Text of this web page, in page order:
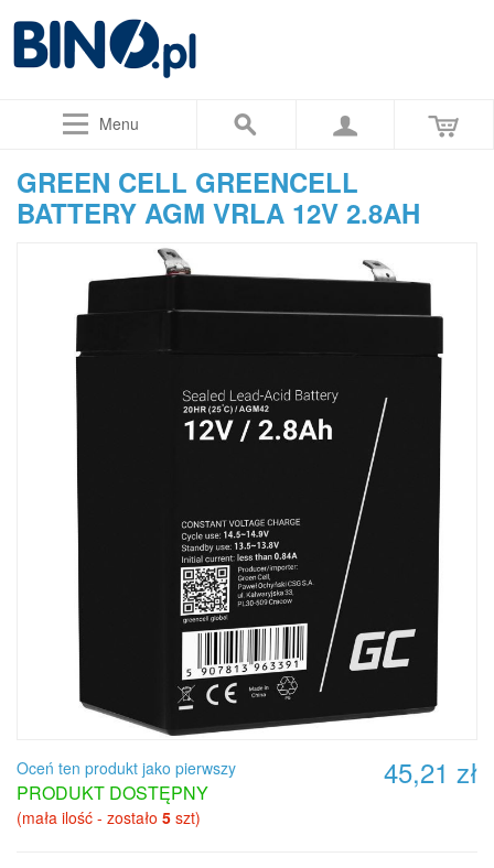
Menu
GREEN CELL GREENCELL
BATTERY AGM VRLA 12V 2.8AH
45,21 zł
Oceń ten produkt jako pierwszy
PRODUKT DOSTĘPNY
(mała ilość - zostało 5 szt)